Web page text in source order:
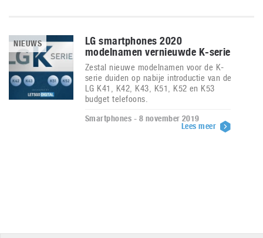
NIEUWS
LG smartphones 2020
modelnamen vernieuwde K-serie
Zestal nieuwe modelnamen voor de K-
serie duiden op nabije introductie van de
LG K41, K42, K43, K51, K52 en K53
budget telefoons.
Smartphones - 8 november 2019
Lees meer